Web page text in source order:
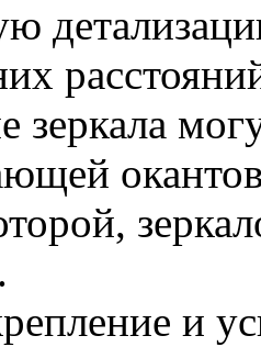
зеркала
и